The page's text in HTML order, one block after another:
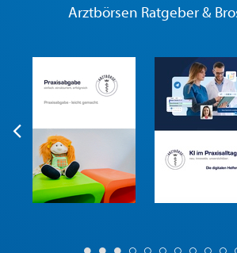
Arztbörsen Ratgeber &